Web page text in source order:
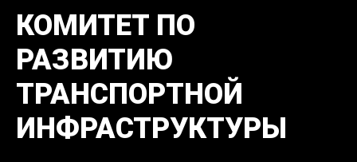
КОМИТЕТ ПО
РАЗВИТИЮ
ТРАНСПОРТНОЙ
ИНФРАСТРУКТУРЫ